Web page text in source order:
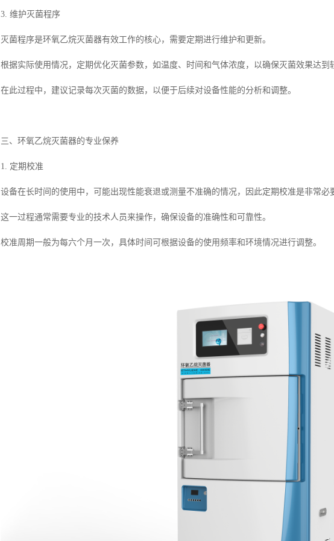
3. 维护灭菌程序
灭菌程序是环氧乙烷灭菌器有效工作的核心，需要定期进行维护和更新。
根据实际使用情况，定期优化灭菌参数，如温度、时间和气体浓度，以确保灭菌效果达到
在此过程中，建议记录每次灭菌的数据，以便于后续对设备性能的分析和调整。
三、环氧乙烷灭菌器的专业保养
1. 定期校准
设备在长时间的使用中，可能出现性能衰退或测量不准确的情况，因此定期校准是非常必
这一过程通常需要专业的技术人员来操作，确保设备的准确性和可靠性。
校准周期一般为每六个月一次，具体时间可根据设备的使用频率和环境情况进行调整。